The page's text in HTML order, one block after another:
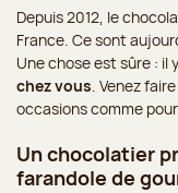
Depuis 2012, le
France. Ce sont
Une chose est sûre : il
chez vous. Venez
occasions comme
Un chocolatier
farandole de